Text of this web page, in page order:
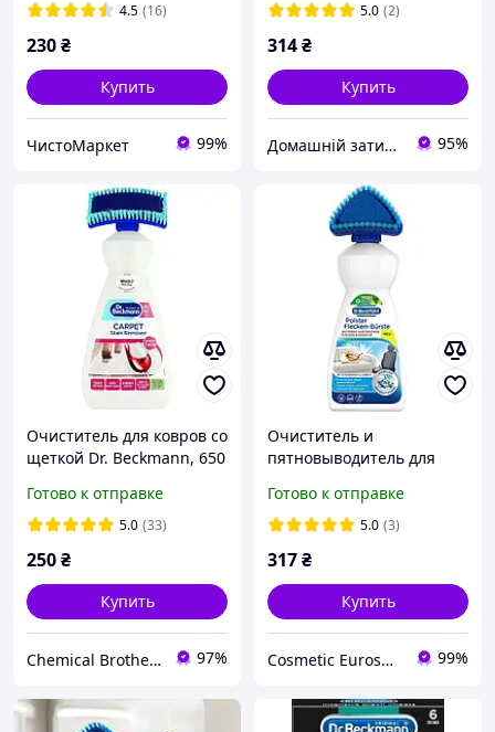
4.5 (16)
230₴
Купить
ЧистоМаркет 99%
5.0 (2)
314₴
Купить
Домашній затишок 95%
Очиститель для ковров со
щеткой Dr. Beckmann, 650
Готово к отправке
5.0 (33)
250₴
Купить
Chemical Brothers 97%
Очиститель и
пятновыводитель для
Polster Flecken-Burste 400
мл
Готово к отправке
5.0 (3)
317₴
Купить
Cosmetic Euroshop 99%